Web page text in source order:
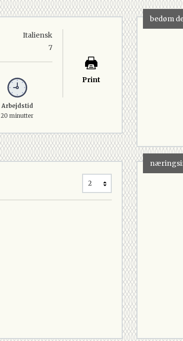
Italiensk
7
Arbejdstid
20 minutter
Print
bedøm